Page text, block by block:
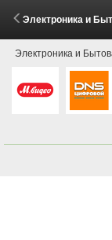
Электроника и
Электроника и